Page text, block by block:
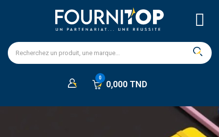
0,000 TND